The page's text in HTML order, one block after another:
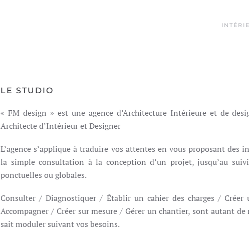
LE STUDIO
« FM design » est une agence d’Architecture Intérieure et de
Architecte d’Intérieur et Designer
L’agence s’applique à traduire vos attentes en vous proposant
la simple consultation à la conception d’un projet, jusqu’au
ponctuelles ou globales.
Consulter / Diagnostiquer / Établir un cahier des charges /
Accompagner / Créer sur mesure / Gérer un chantier, sont autant
sait moduler suivant vos besoins.